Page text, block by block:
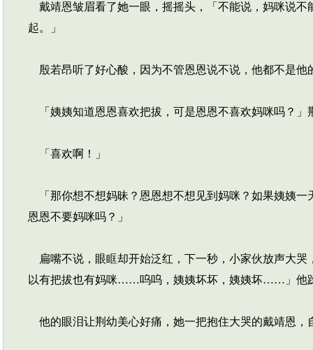
戴靖恩皱眉看了她一眼，摇摇头，「不能说，妈咪说不
起。」
殷若昂听了好心酸，因为不管恩恩说不说，他都不是他
「姨姨知道恩恩喜欢把拔，可是恩恩不喜欢妈咪吗？」
「喜欢啊！」
「那你想不想妈昧？恩恩想不想见到妈咪？如果姨姨一
恩恩不要妈咪吗？」
扁嘴不说，眼眶却开始泛红，下一秒，小家伙放声大哭
以有把拔也有妈咪……呜呜，姨姨坏坏，姨姨坏……」他
他的眼泪让荆幼美心好痛，她一把抱住大哭的戴靖恩，